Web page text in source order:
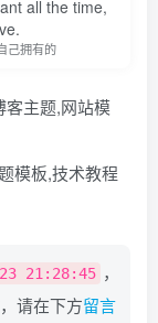
all the time,
己拥有的
客主题,网站模
模板,技术教程
21:28:45 ，
请在下方留言